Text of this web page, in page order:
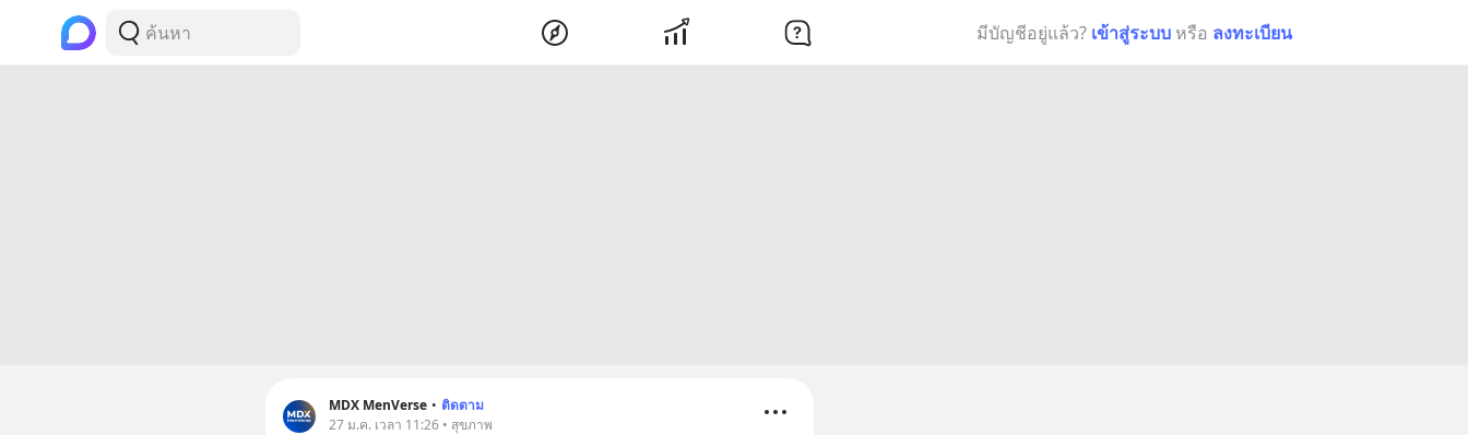
มีบัญชีอยู่แล้ว? เข้าสู่ระบบ หรือ ลงทะเบียน
MDX MenVerse • ติดตาม
27 ม.ค. เวลา 11:26 • สุขภาพ